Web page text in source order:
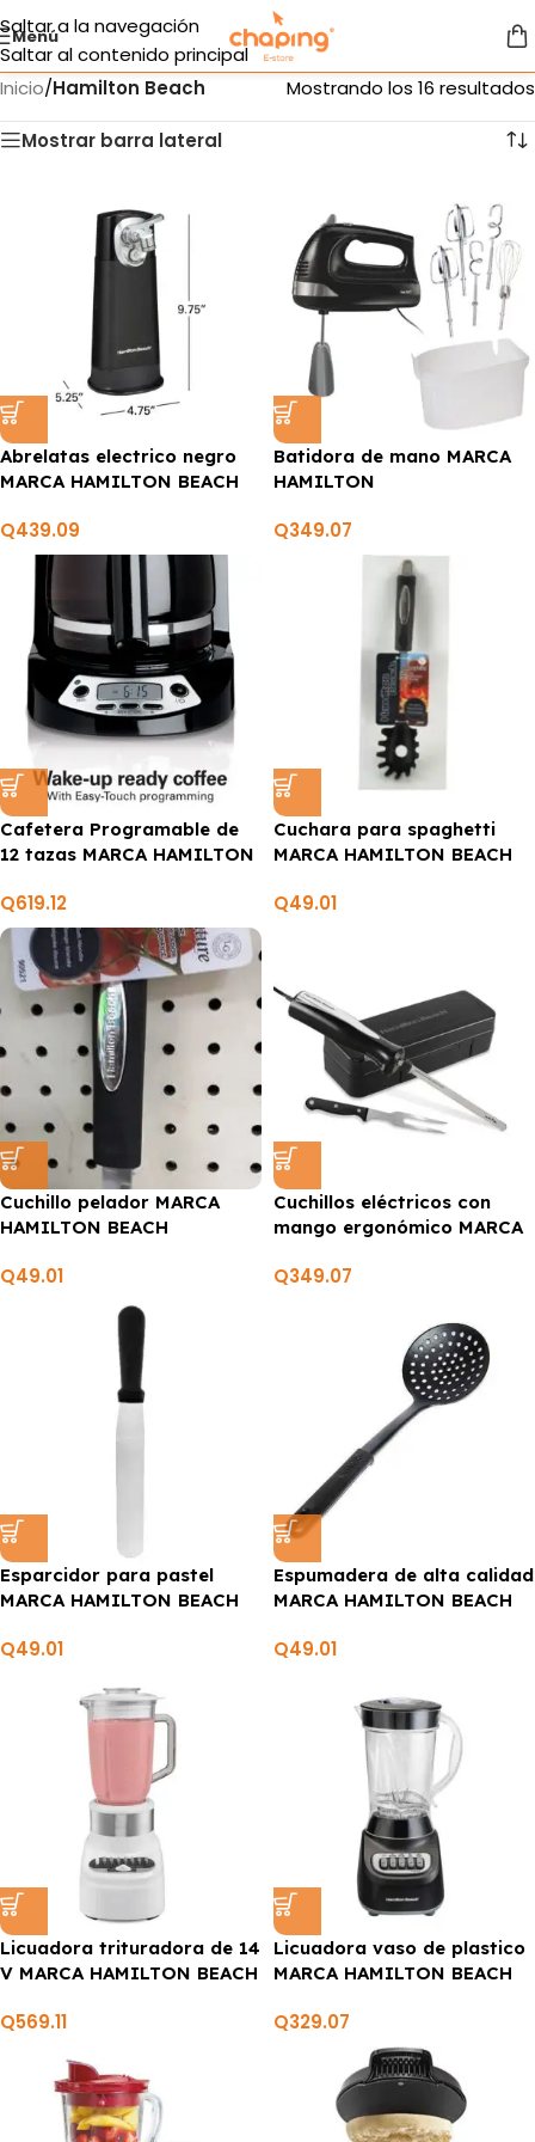
Saltar a la navegación
Saltar al contenido principal
Menú
Inicio/Hamilton Beach Mostrando los 16 resultados
Mostrar barra lateral
Abrelatas electrico negro
MARCA HAMILTON BEACH
Q439.09
Batidora de mano MARCA
HAMILTON
Q349.07
Cafetera Programable de
12 tazas MARCA HAMILTON
Q619.12
Cuchara para spaghetti
MARCA HAMILTON BEACH
Q49.01
Cuchillo pelador MARCA
HAMILTON BEACH
Q49.01
Cuchillos eléctricos con
mango ergonómico MARCA
Q349.07
Esparcidor para pastel
MARCA HAMILTON BEACH
Q49.01
Espumadera de alta calidad
MARCA HAMILTON BEACH
Q49.01
Licuadora trituradora de 14
V MARCA HAMILTON BEACH
Q569.11
Licuadora vaso de plastico
MARCA HAMILTON BEACH
Q329.07